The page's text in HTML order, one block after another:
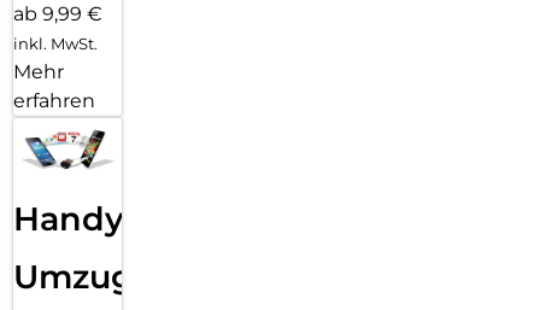
ab 9,99 €
inkl. MwSt.
Mehr
erfahren
Handy
Umzug